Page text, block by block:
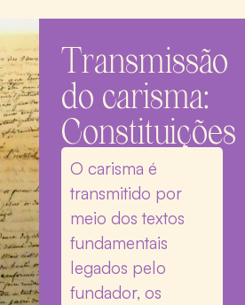
Transmissão
do carisma:
Constituições
O carisma é
transmitido por
meio dos textos
fundamentais
legados pelo
fundador, os